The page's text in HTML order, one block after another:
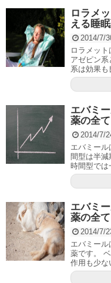
ロラメ
える睡
2014/7/
ロラメッ
アゼピン
系は効果
エバミ
薬の全て
2014/7/
エバミー
間型は半
時間型で
エバミ
薬の全て
2014/7/
エバミー
薬です。
作用も少な